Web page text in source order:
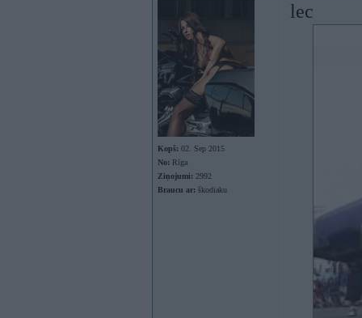
Kopš: 02. Sep 2015
No: Rīga
Ziņojumi: 2992
Braucu ar: škodiaku
lec